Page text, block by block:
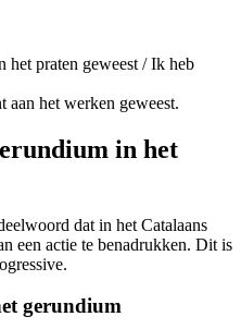
het praten geweest / Ik heb
aan het werken geweest.
in het
dat in het Catalaans
een actie te benadrukken. Dit is
gerundium